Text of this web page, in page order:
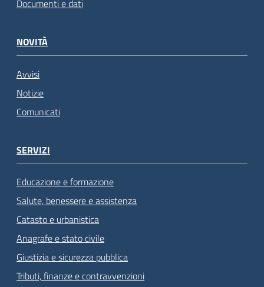
Documenti e dati
NOVITÀ
Avvisi
Notizie
Comunicati
SERVIZI
Educazione e formazione
Salute, benessere e assistenza
Catasto e urbanistica
Anagrafe e stato civile
Giustizia e sicurezza pubblica
Tributi, finanze e contravvenzioni